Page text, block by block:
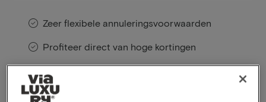
Zeer flexibele annuleringsvoorwaarden
Profiteer direct van hoge kortingen
Members profiteren van speciale
aanbiedingen